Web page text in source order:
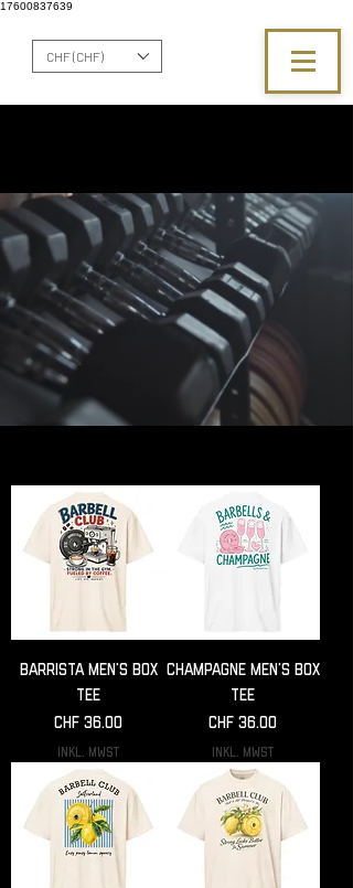
17600837639
CHF (CHF)
Barrista Men’s box
tee
Preis
CHF 36.00
inkl. MwSt
Champagne Men’s box
tee
Preis
CHF 36.00
inkl. MwSt